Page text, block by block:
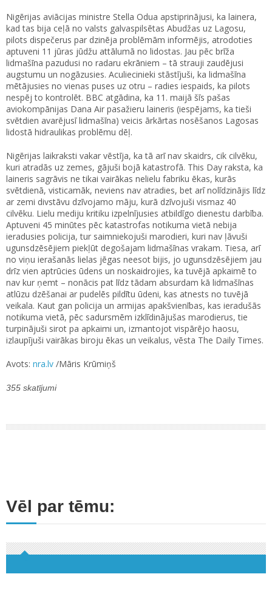
Nigērijas aviācijas ministre Stella Odua apstiprinājusi, ka lainera,
kad tas bija ceļā no valsts galvaspilsētas Abudžas uz Lagosu,
pilots dispečerus par dzinēja problēmām informējis, atrodoties
aptuveni 11 jūras jūdžu attālumā no lidostas. Jau pēc brīža
lidmašīna pazudusi no radaru ekrāniem – tā strauji zaudējusi
augstumu un nogāzusies. Aculiecinieki stāstījuši, ka lidmašīna
mētājusies no vienas puses uz otru – radies iespaids, ka pilots
nespēj to kontrolēt. BBC atgādina, ka 11. maijā šīs pašas
aviokompānijas Dana Air pasažieru laineris (iespējams, ka tieši
svētdien avarējusī lidmašīna) veicis ārkārtas nosēšanos Lagosas
lidostā hidraulikas problēmu dēļ.
Nigērijas laikraksti vakar vēstīja, ka tā arī nav skaidrs, cik cilvēku,
kuri atradās uz zemes, gājuši bojā katastrofā. This Day raksta, ka
laineris sagrāvis ne tikai vairākas nelielu fabriku ēkas, kurās
svētdienā, visticamāk, neviens nav atradies, bet arī nolīdzinājis līdz
ar zemi divstāvu dzīvojamo māju, kurā dzīvojuši vismaz 40
cilvēku. Lielu mediju kritiku izpelnījusies atbildīgo dienestu darbība.
Aptuveni 45 minūtes pēc katastrofas notikuma vietā nebija
ieradusies policija, tur saimniekojuši marodieri, kuri nav ļāvuši
ugunsdzēsējiem piekļūt degošajam lidmašīnas vrakam. Tiesa, arī
no viņu ierašanās lielas jēgas neesot bijis, jo ugunsdzēsējiem jau
drīz vien aptrūcies ūdens un noskaidrojies, ka tuvējā apkaimē to
nav kur ņemt – nonācis pat līdz tādam absurdam kā lidmašīnas
atlūzu dzēšanai ar pudelēs pildītu ūdeni, kas atnests no tuvējā
veikala. Kaut gan policija un armijas apakšvienības, kas ieradušās
notikuma vietā, pēc sadursmēm izklīdinājušas marodierus, tie
turpinājuši sirot pa apkaimi un, izmantojot vispārējo haosu,
izlaupījuši vairākas biroju ēkas un veikalus, vēsta The Daily Times.
Avots: nra.lv /Māris Krūmiņš
355 skatījumi
Vēl par tēmu: